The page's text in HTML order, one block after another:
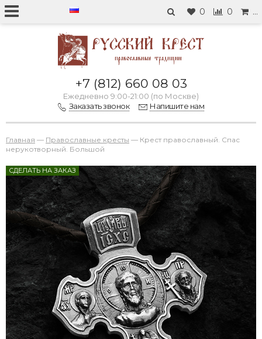
0 0 …
+7 (812) 660 08 03
Ежедневно 9:00-21:00 (по Москве)
Заказать звонок
Напишите нам
Главная — Православные кресты — Крест православный. Спас
нерукотворный. Большой
СДЕЛАТЬ НА ЗАКАЗ